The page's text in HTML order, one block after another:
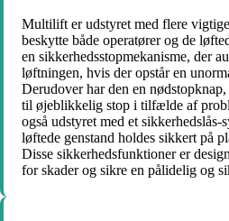
Multilift er udstyret med flere
beskytte både operatører og de
en sikkerhedsstopmekanisme, der
løftningen, hvis der opstår en
Derudover har den en
til øjeblikkelig stop i tilfælde af
også udstyret med et sikkerhedslås-
løftede genstand holdes sikkert på
Disse sikkerhedsfunktioner er
for skader og sikre en pålidelig og